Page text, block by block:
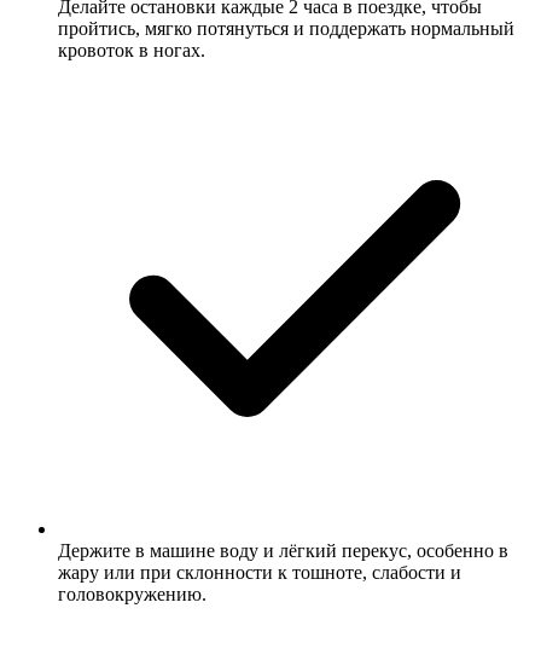
Делайте остановки каждые 2 часа в поездке, чтобы
пройтись, мягко потянуться и поддержать нормальный
кровоток в ногах.
Держите в машине воду и лёгкий перекус, особенно в
жару или при склонности к тошноте, слабости и
головокружению.